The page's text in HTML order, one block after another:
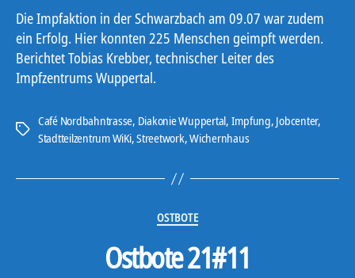
Die Impfaktion in der Schwarzbach am 09.07 war zudem
ein Erfolg. Hier konnten 225 Menschen geimpft werden.
Berichtet Tobias Krebber, technischer Leiter des
Impfzentrums Wuppertal.
Schlagwörter
Café Nordbahntrasse, Diakonie Wuppertal, Impfung, Jobcenter,
Stadtteilzentrum WiKi,Streetwork,Wichernhaus
Kategorien
OSTBOTE
Ostbote 21#11